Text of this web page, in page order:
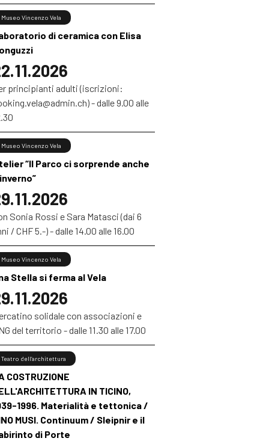
di ceramica con Elisa
Museo Vincenzo Vela
principianti adulti (iscrizioni:
- dalle 9.00 alle
“Il Parco ci sorprende anche
Museo Vincenzo Vela
Sonia Rossi e Sara Matasci (dai 6
/ CHF 5.-) - dalle 14.00 alle 16.00
Stella si ferma al Vela
Museo Vincenzo Vela
solidale con associazioni e
del territorio - dalle 11.30 alle 17.00
COSTRUZIONE
IN TICINO,
1996. Materialità e tettonica /
MUSI. Continuum / Sleipnir e il
di Porte
Teatro dell’architettura